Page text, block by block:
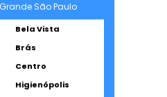
Grande São Paulo
Bela Vista
Brás
Centro
Higienópolis